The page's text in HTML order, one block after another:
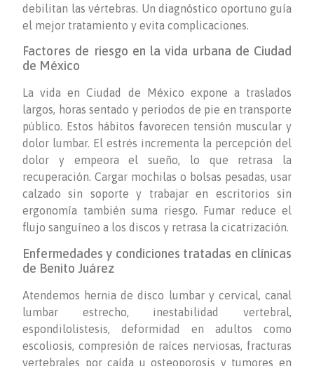
debilitan las vértebras. Un diagnóstico oportuno guía
el mejor tratamiento y evita complicaciones.
Factores de riesgo en la vida urbana de Ciudad
de México
La vida en Ciudad de México expone a traslados
largos, horas sentado y periodos de pie en transporte
público. Estos hábitos favorecen tensión muscular y
dolor lumbar. El estrés incrementa la percepción del
dolor y empeora el sueño, lo que retrasa la
recuperación. Cargar mochilas o bolsas pesadas, usar
calzado sin soporte y trabajar en escritorios sin
ergonomía también suma riesgo. Fumar reduce el
flujo sanguíneo a los discos y retrasa la cicatrización.
Enfermedades y condiciones tratadas en clínicas
de Benito Juárez
Atendemos hernia de disco lumbar y cervical, canal
lumbar estrecho, inestabilidad vertebral,
espondilolistesis, deformidad en adultos como
escoliosis, compresión de raíces nerviosas, fracturas
vertebrales por caída u osteoporosis y tumores en